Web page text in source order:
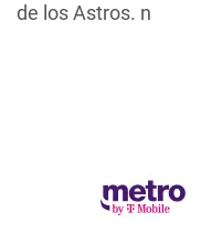
de los Astros. n